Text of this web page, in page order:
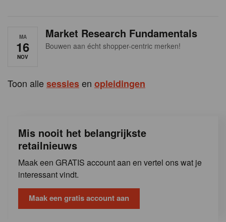
MA
16
NOV
Market Research Fundamentals
Bouwen aan écht shopper-centric merken!
Toon allesessiesen opleidingen
Mis nooit het belangrijkste
retailnieuws
Maak een GRATIS account aan en vertel ons wat je
interessant vindt.
Maak een gratis account aan